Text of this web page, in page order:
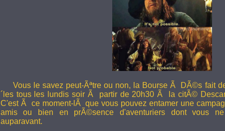
Vous le savez peut-Ãªtre ou non, la Bourse Ã DÃ©s fait
´les tous les lundis soir Ã partir de 20h30 Ã la citÃ©
C'est Ã ce moment-lÃ que vous pouvez entamer une
amis ou bien en prÃ©sence d'aventuriers dont vous
auparavant.